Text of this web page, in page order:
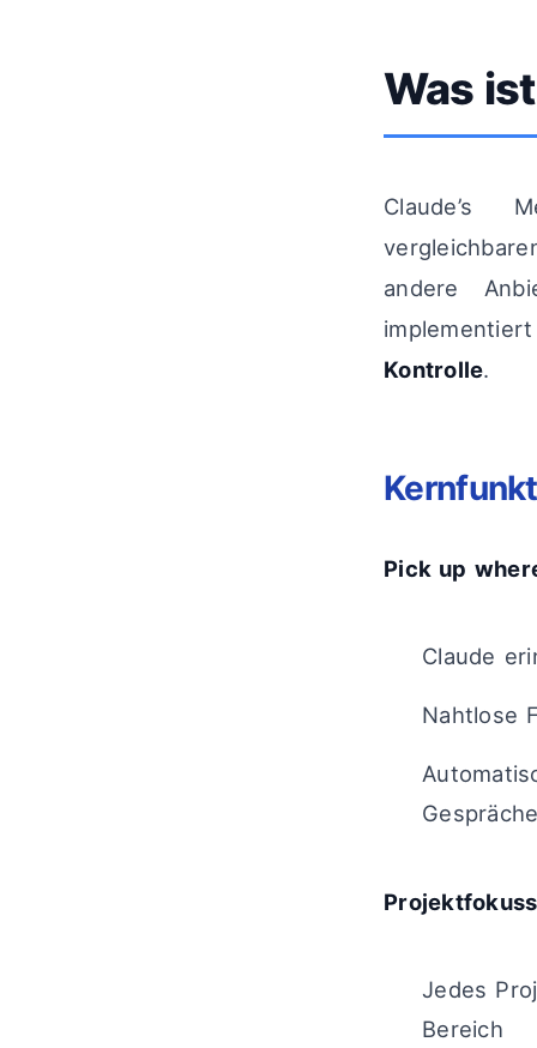
Was
Claude’s
andere
Kontrolle.
Pick up
Claude
Nahtlose
Jedes
Bereich